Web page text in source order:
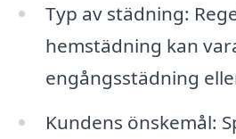
Typ av städning:
hemstädning kan
engångsstädning
Kundens önskemål: